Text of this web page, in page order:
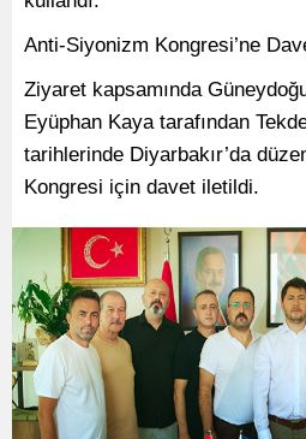
Anti-Siyonizm Kongresi’ne
Ziyaret kapsamında
Eyüphan Kaya tarafından
tarihlerinde Diyarbakır’da
Kongresi için davet iletildi.